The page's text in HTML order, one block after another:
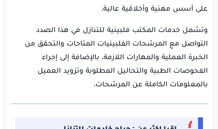
على أسس مهنية وأخلاقية عالية.
وتشمل خدمات المكتب فلبينية للتنازل في هذا الصدد
التواصل مع المرشحات الفلبينيات المتاحات والتحقق من
الخبرة العملية والمهارات اللازمة، بالإضافة إلى إجراء
الفحوصات الطبية والتحاليل المطلوبة وتزويد العميل
بالمعلومات الكاملة عن المرشحات.